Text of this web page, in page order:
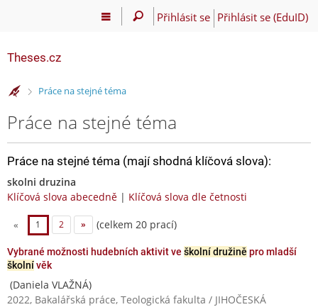
Přihlásit se Přihlásit se (EduID)
Theses.cz
>Práce na stejné téma
Práce na stejné téma
Práce na stejné téma (mají shodná klíčová slova):
skolni druzina
Klíčová slova abecedně | Klíčová slova dle četnosti
« 1 2 » (celkem 20 prací)
Vybrané možnosti hudebních aktivit ve školní družině pro mladší
školnívěk
(Daniela VLAŽNÁ)
2022, Bakalářská práce, Teologická fakulta / JIHOČESKÁ